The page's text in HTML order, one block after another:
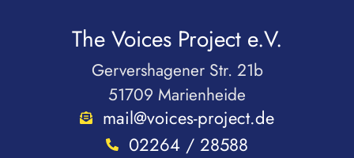
The Voices Project e.V.
Gervershagener Str. 21b
51709 Marienheide
mail@voices-project.de
02264 / 28588